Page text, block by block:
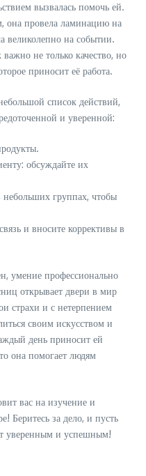
вызвалась помочь ей.
она провела ламинацию на
великолепно на событии.
не только качество, но
приносит её работа.
список действий,
и уверенной:
обсуждайте их
группах, чтобы
и вносите коррективы в
умение профессионально
открывает двери в мир
страхи и с нетерпением
своим искусством и
день приносит ей
она помогает людям
вас на изучение и
Беритесь за дело, и пусть
уверенным и успешным!